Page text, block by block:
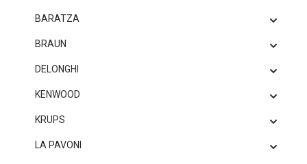
BARATZA
BRAUN
DELONGHI
KENWOOD
KRUPS
LA PAVONI